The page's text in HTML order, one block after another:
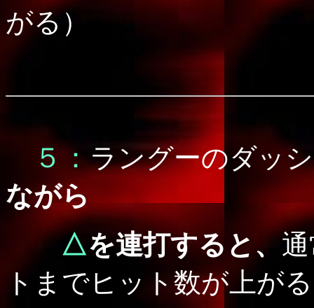
がる）
５：ラングーのダッ
ながら
△を連打すると、
トまでヒット数が上が